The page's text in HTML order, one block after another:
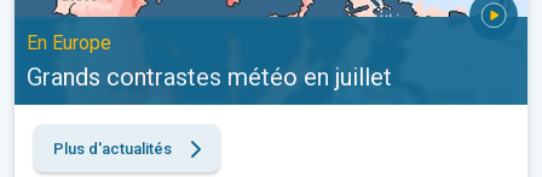
En Europe
Grands contrastes météo en juillet
Plus d'actualités